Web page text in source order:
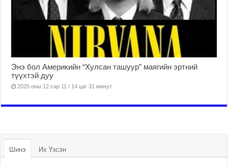
Энэ бол Америкийн “Хулсан ташуур” маягийн эртний
түүхтэй дуу
2025 оны 12 сар 11 / 14 цаг 31 минут
Шинэ Их Үзсэн